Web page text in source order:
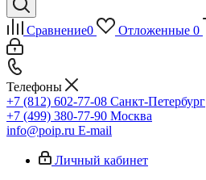
Сравнение0 Отложенные 0
Телефоны
+7 (812) 602-77-08 Санкт-Петербург
+7 (499) 380-77-90 Москва
info@poip.ru E-mail
Личный кабинет